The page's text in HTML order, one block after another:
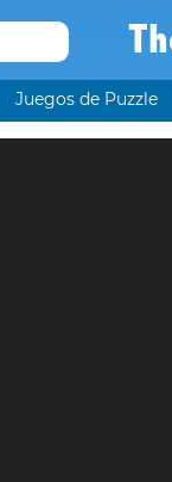
Juegos de Puzzle